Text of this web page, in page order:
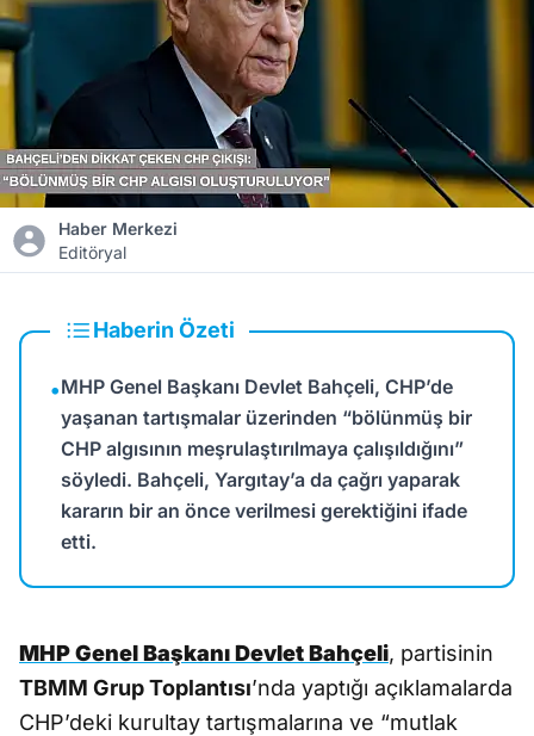
Haber Merkezi
Editöryal
Haberin Özeti
•MHP Genel Başkanı Devlet Bahçeli, CHP’de
yaşanan tartışmalar üzerinden “bölünmüş bir
CHP algısının meşrulaştırılmaya çalışıldığını”
söyledi. Bahçeli, Yargıtay’a da çağrı yaparak
kararın bir an önce verilmesi gerektiğini ifade
etti.
MHP Genel Başkanı Devlet Bahçeli, partisinin
TBMM Grup Toplantısı’nda yaptığı açıklamalarda
CHP’deki kurultay tartışmalarına ve “mutlak